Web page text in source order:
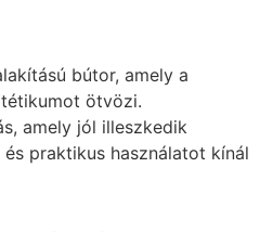
bútor, amely a
ötvözi.
amely jól illeszkedik
praktikus használatot kínál